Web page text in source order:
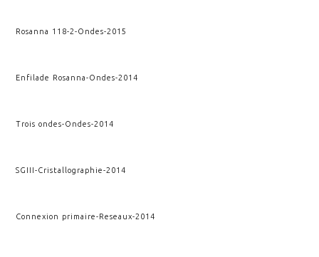
Rosanna 118-2-Ondes-2015
Enfilade Rosanna-Ondes-2014
Trois ondes-Ondes-2014
SGIII-Cristallographie-2014
Connexion primaire-Reseaux-2014